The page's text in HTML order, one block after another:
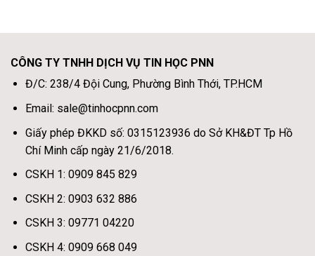
CÔNG TY TNHH DỊCH VỤ TIN HỌC PNN
Đ/C: 238/4 Đội Cung, Phường Bình Thới, TP.HCM
Email: sale@tinhocpnn.com
Giấy phép ĐKKD số: 0315123936 do Sở KH&ĐT Tp Hồ
Chí Minh cấp ngày 21/6/2018.
CSKH 1: 0909 845 829
CSKH 2: 0903 632 886
CSKH 3: 09771 04220
CSKH 4: 0909 668 049